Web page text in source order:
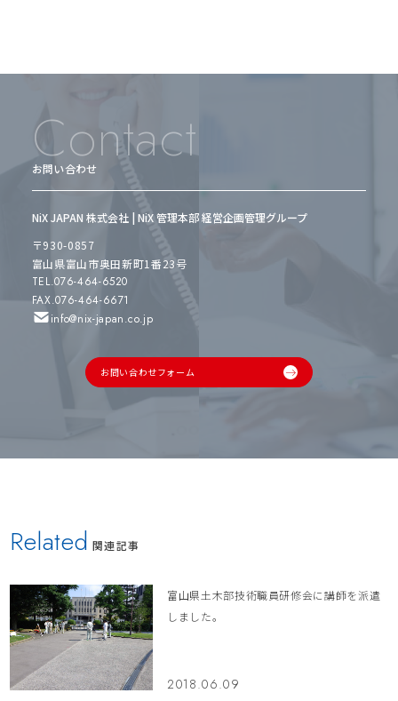
Contact
お問い合わせ
NiX JAPAN 株式会社 | NiX 管理本部 経営企画管理グループ
〒930-0857
富山県富山市奥田新町1番23号
TEL.076-464-6520
FAX.076-464-6671
info@nix-japan.co.jp
お問い合わせフォーム
Related 関連記事
富山県土木部技術職員研修会に講師を派遣
しました。
2018.06.09